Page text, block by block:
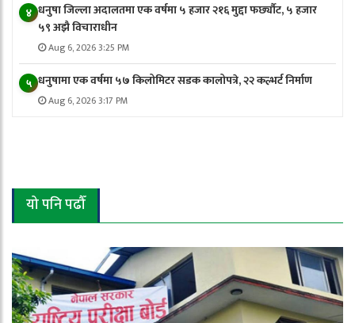
४ धनुषा जिल्ला अदालतमा एक वर्षमा ५ हजार २१६ मुद्दा फर्छ्यौट, ५ हजार
५९ अझै विचाराधीन
Aug 6, 2026 3:25 PM
५ धनुषामा एक वर्षमा ५७ किलोमिटर सडक कालोपत्रे, २२ कल्भर्ट निर्माण
Aug 6, 2026 3:17 PM
यो पनि पढौँ